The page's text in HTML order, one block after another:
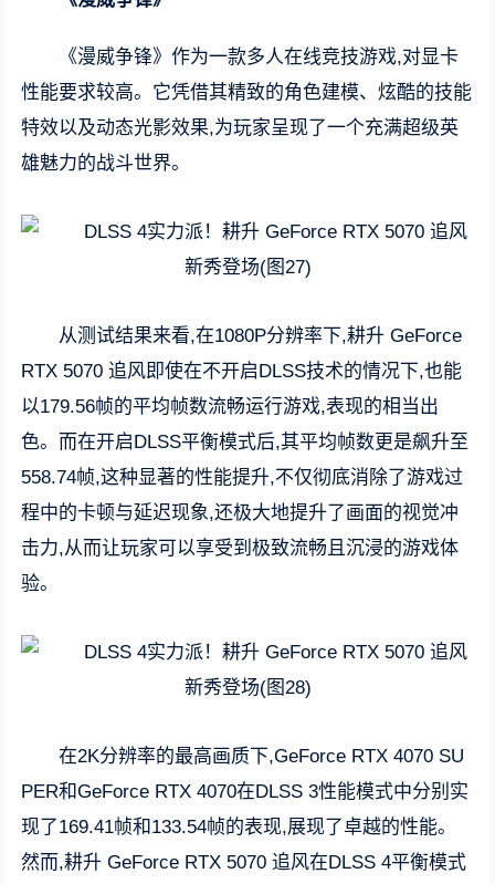
《漫威争锋》作为一款多人在线竞技游戏,对显卡
性能要求较高。它凭借其精致的角色建模、炫酷的技能
特效以及动态光影效果,为玩家呈现了一个充满超级英
雄魅力的战斗世界。
从测试结果来看,在1080P分辨率下,耕升 GeForce
RTX 5070 追风即使在不开启DLSS技术的情况下,也能
以179.56帧的平均帧数流畅运行游戏,表现的相当出
色。而在开启DLSS平衡模式后,其平均帧数更是飙升至
558.74帧,这种显著的性能提升,不仅彻底消除了游戏过
程中的卡顿与延迟现象,还极大地提升了画面的视觉冲
击力,从而让玩家可以享受到极致流畅且沉浸的游戏体
验。
在2K分辨率的最高画质下,GeForce RTX 4070 SU
PER和GeForce RTX 4070在DLSS 3性能模式中分别实
现了169.41帧和133.54帧的表现,展现了卓越的性能。
然而,耕升 GeForce RTX 5070 追风在DLSS 4平衡模式